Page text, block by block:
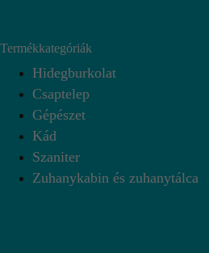
Termékkategóriák
Hidegburkolat
Csaptelep
Gépészet
Kád
Szaniter
Zuhanykabin és zuhanytálca